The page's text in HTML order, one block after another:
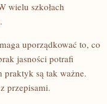
wielu szkołach
uporządkować to, co
jasności potrafi
praktyk są tak ważne.
przepisami.